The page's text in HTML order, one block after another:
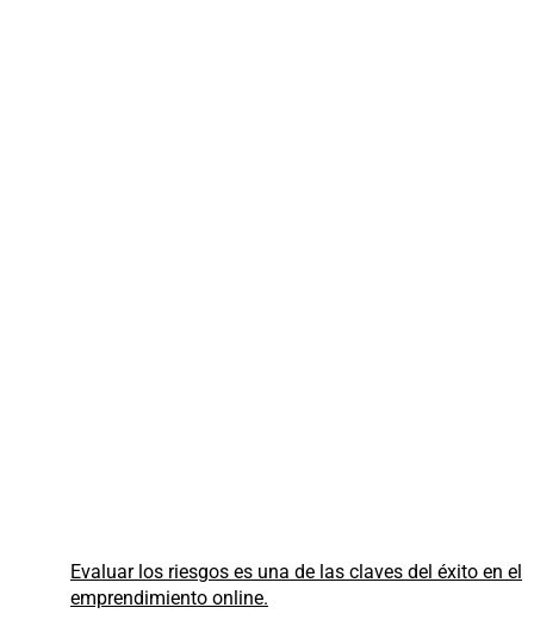
Evaluar los riesgos es una de las claves del éxito en el
emprendimiento online.